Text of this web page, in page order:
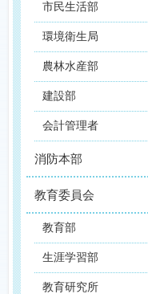
市民生活部
環境衛生局
農林水産部
建設部
会計管理者
消防本部
教育委員会
教育部
生涯学習部
教育研究所